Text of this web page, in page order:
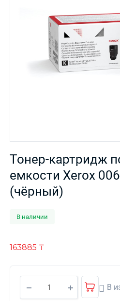
Тонер-картридж
емкости Xerox
(чёрный)
В наличии
163885 ₸
В